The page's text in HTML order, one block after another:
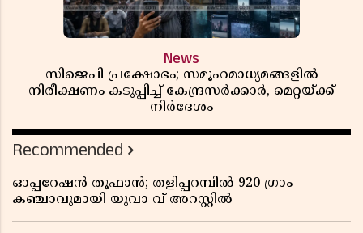
News
സിജെപി പ്രക്ഷോഭം; സമൂഹമാധ്യമങ്ങളിൽ
നിരീക്ഷണം കടുപ്പിച്ച് കേന്ദ്രസർക്കാർ, മെറ്റയ്ക്ക്
നിർദേശം
Recommended
ഓപ്പറേഷൻ തൂഫാൻ; തളിപ്പറമ്പിൽ 920 ഗ്രാം
കഞ്ചാവുമായി യുവാ വ് അറസ്റ്റിൽ